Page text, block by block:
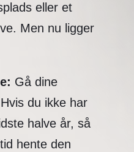
eller et
Men nu ligger
Gå dine
du ikke har
halve år, så
hente den